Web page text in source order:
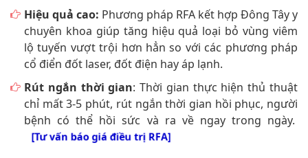
Hiệu quả cao: Phương pháp RFA kết hợp Đông Tây y
chuyên khoa giúp tăng hiệu quả loại bỏ vùng viêm
lộ tuyến vượt trội hơn hẳn so với các phương pháp
cổ điển đốt laser, đốt điện hay áp lạnh.
Rút ngắn thời gian: Thời gian thực hiện thủ thuật
chỉ mất 3-5 phút, rút ngắn thời gian hồi phục, người
bệnh có thể hồi sức và ra về ngay trong ngày.
[Tư vấn báo giá điều trị RFA]